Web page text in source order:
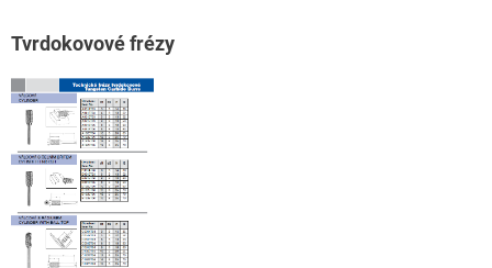
Tvrdokovové frézy